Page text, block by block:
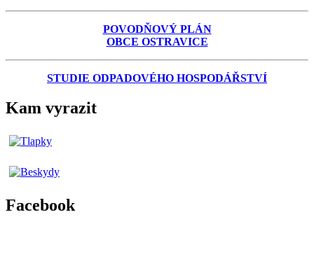
POVODŇOVÝ PLÁN
OBCE OSTRAVICE
STUDIE ODPADOVÉHO HOSPODÁŘSTVÍ
Kam vyrazit
Facebook